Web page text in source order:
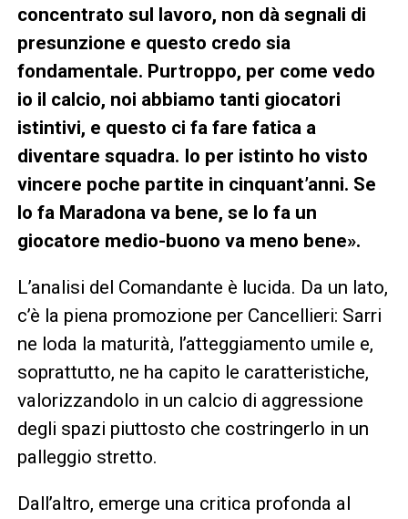
concentrato sul lavoro, non dà segnali di
presunzione e questo credo sia
fondamentale. Purtroppo, per come vedo
io il calcio, noi abbiamo tanti giocatori
istintivi, e questo ci fa fare fatica a
diventare squadra. Io per istinto ho visto
vincere poche partite in cinquant’anni. Se
lo fa Maradona va bene, se lo fa un
giocatore medio-buono va meno bene».
L’analisi del Comandante è lucida. Da un lato,
c’è la piena promozione per Cancellieri: Sarri
ne loda la maturità, l’atteggiamento umile e,
soprattutto, ne ha capito le caratteristiche,
valorizzandolo in un calcio di aggressione
degli spazi piuttosto che costringerlo in un
palleggio stretto.
Dall’altro, emerge una critica profonda al